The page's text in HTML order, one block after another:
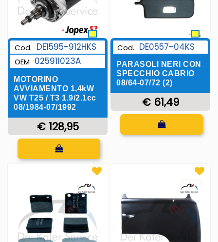
Cod. DE1595-912HKS
OEM 025911023A
MOTORINO
AVVIAMENTO 1,4kW
VW T25 / T3 1.9/2.1cc
08/1984-07/1992
€ 128,95
Quantità
Cod. DE0557-04KS
PARASOLI NERI CON
SPECCHIO CABRIO
08/64-07/72 (2)
€ 61,49
Quantità